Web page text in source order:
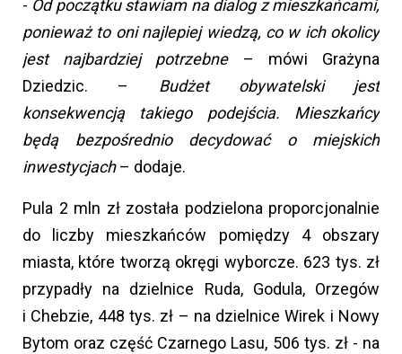
- Od początku stawiam na dialog z mieszkańcami,
ponieważ to oni najlepiej wiedzą, co w ich okolicy
jest najbardziej potrzebne– mówi Grażyna
Dziedzic. – Budżet obywatelski jest
konsekwencją takiego podejścia. Mieszkańcy
będą bezpośrednio decydować o miejskich
inwestycjach– dodaje.
Pula 2 mln zł została podzielona proporcjonalnie
do liczby mieszkańców pomiędzy 4 obszary
miasta, które tworzą okręgi wyborcze. 623 tys. zł
przypadły na dzielnice Ruda, Godula, Orzegów
i Chebzie, 448 tys. zł – na dzielnice Wirek i Nowy
Bytom oraz część Czarnego Lasu, 506 tys. zł - na